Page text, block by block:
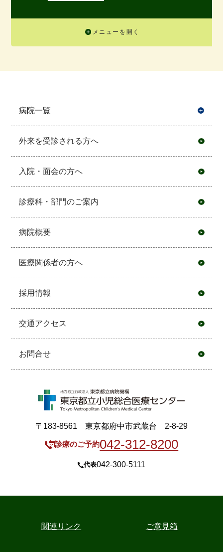
メニューを開く
病院一覧
外来を受診される方へ
入院・面会の方へ
診療科・部門のご案内
病院概要
医療関係者の方へ
採用情報
交通アクセス
お問合せ
〒183-8561 東京都府中市武蔵台 2-8-29
診療のご予約042-312-8200
代表042-300-5111
関連リンク ご意見箱